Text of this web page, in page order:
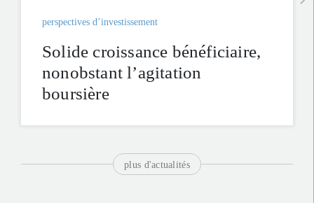
perspectives d’investissement
Solide croissance bénéficiaire,
nonobstant l’agitation
boursière
plus d'actualités